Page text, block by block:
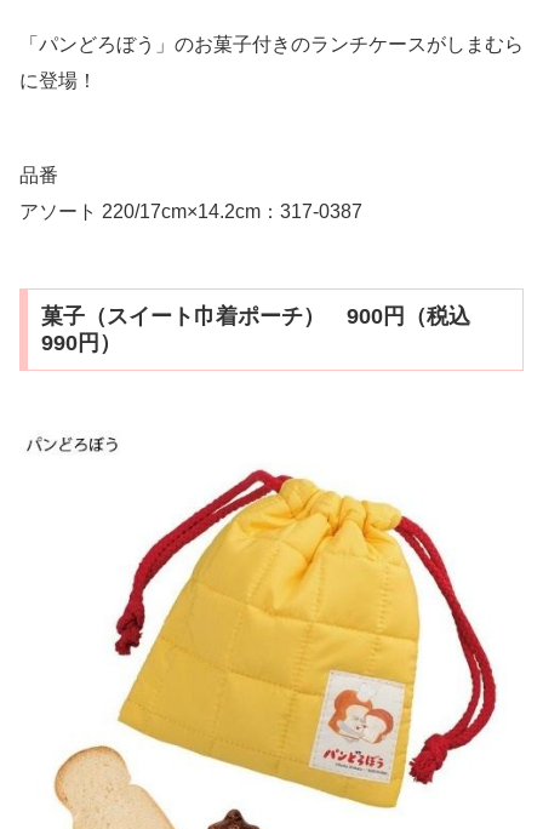
「パンどろぼう」のお菓子付きのランチケースがしまむら
に登場！
品番
アソート 220/17cm×14.2cm：317-0387
菓子（スイート巾着ポーチ） 900円（税込
990円）